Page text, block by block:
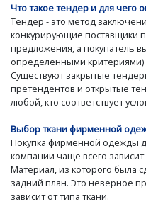
Что такое тендер и для чего
Тендер - это метод
конкурирующие поставщики
предложения, а покупатель
определенными
Существуют закрытые
претендентов и открытые
любой, кто соответствует
Выбор ткани фирменной
Покупка фирменной одежды
компании чаще всего
Материал, из которого была
задний план. Это неверное
зависит от типа ткани.